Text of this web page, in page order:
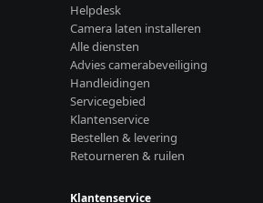
Helpdesk
Camera laten installeren
Alle diensten
Advies camerabeveiliging
Handleidingen
Servicegebied
Klantenservice
Bestellen & levering
Retourneren & ruilen
Klantenservice